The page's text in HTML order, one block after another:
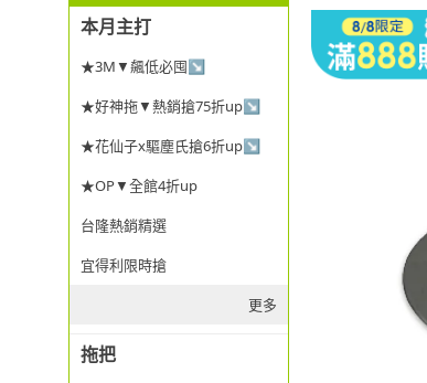
本月主打
★3M▼飆低必囤↘
★好神拖▼熱銷搶75折up↘
★花仙子x驅塵氏搶6折up↘
★OP▼全館4折up
台隆熱銷精選
宜得利限時搶
更多
拖把